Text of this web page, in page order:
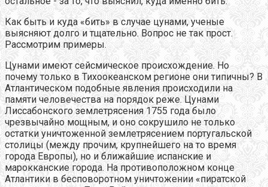
Как быть и куда «бить» в случае цунами, ученые
выясняют долго и тщательно. Вопрос не так прост.
Рассмотрим примеры.
Цунами имеют сейсмическое происхождение. Но
почему только в Тихоокеанском регионе они типичны? В
Атлантическом подобные явления происходили на
памяти человечества на порядок реже. Цунами
Лиссабонского землетрясения 1755 года было
чрезвычайно мощным, и оно сокрушило не только
остатки уничтоженной землетрясением португальской
столицы (между прочим, крупнейшего на то время
города Европы), но и ближайшие испанские и
марокканские города. На противоположном конце
Атлантики в бесповоротном уничтожении «пиратской